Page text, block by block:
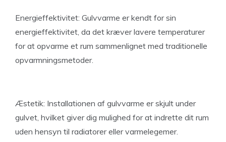
Energieffektivitet: Gulvvarme er kendt for sin
energieffektivitet, da det kræver lavere temperaturer
for at opvarme et rum sammenlignet med traditionelle
opvarmningsmetoder.
Æstetik: Installationen af gulvvarme er skjult under
gulvet, hvilket giver dig mulighed for at indrette dit rum
uden hensyn til radiatorer eller varmelegemer.